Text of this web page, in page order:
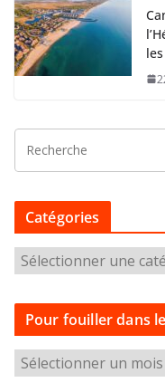
Catégories
a
t
g
Pour fouiller dans
o